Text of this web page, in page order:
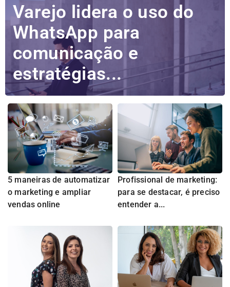
Varejo lidera o uso do
WhatsApp para
comunicação e
estratégias...
5 maneiras de automatizar
o marketing e ampliar
vendas online
Profissional de marketing:
para se destacar, é preciso
entender a...